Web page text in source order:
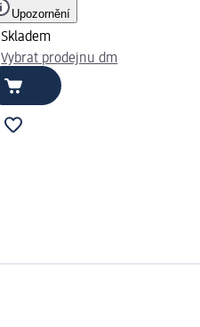
Upozornění
Skladem
Vybrat prodejnu dm